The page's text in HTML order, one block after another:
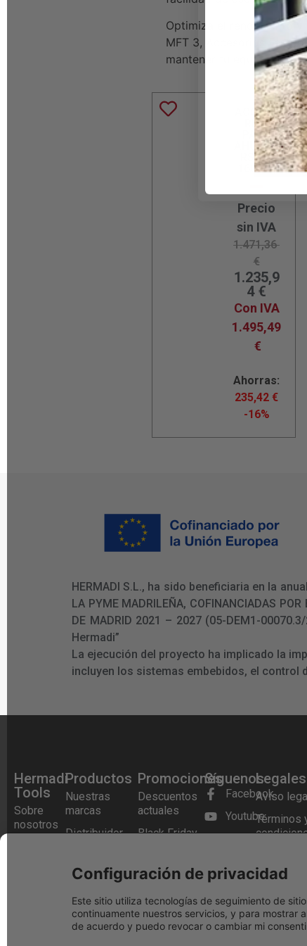
Optimiza el rendimiento y
MFT 3, Accesorios
mantener tu equipo en
ACCESO
RIOS
PARA
AHUCAR
RS-HK
160×80
Precio
sin IVA
1.471,36
€
1.235,9
4 €
Con IVA
1.495,49
€
Ahorras:
235,42€
-16%
HERMADI S.L., ha sido beneficiaria en la
LA PYME MADRILEÑA, COFINANCIADAS
DE MADRID 2021 – 2027 (05-DEM1-
Hermadi”
La ejecución del proyecto ha implicado la
incluyen los sistemas embebidos, el control
Hermadi
Tools
Sobre
nosotros
Productos
Nuestras
marcas
Distribuidor
Herramientas
a Bateria
Aspiradores a
Batería
Promociones
Descuentos
actuales
Black Friday
Festool
Cashback
Síguenos
Facebook
Youtube
Legales
Aviso
Términos
cookies
privacidad
Configuración de privacidad
Este sitio utiliza tecnologías de seguimiento de
continuamente nuestros servicios, y para mostrar
de acuerdo y puedo revocar o cambiar mi